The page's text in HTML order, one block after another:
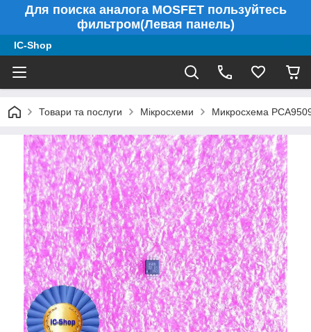
Для поиска аналога MOSFET пользуйтесь
фильтром(Левая панель)
IC-Shop
Товари та послуги Мікросхеми Микросхема